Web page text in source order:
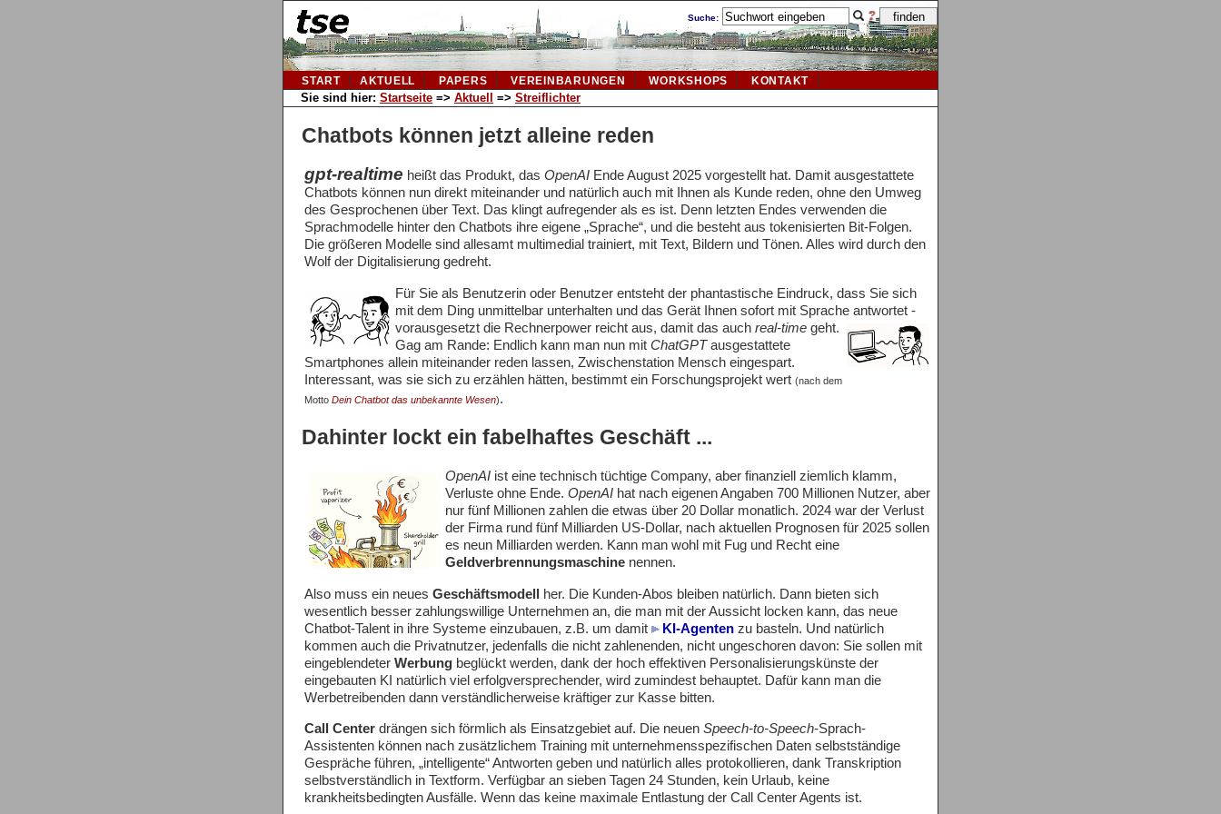
Suche:
START AKTUELL PAPERS VEREINBARUNGEN WORKSHOPS
KONTAKT
Sie sind hier: Startseite => Aktuell => Streiflichter
Chatbots können jetzt alleine reden
gpt-realtime heißt das Produkt, das OpenAI Ende August 2025 vorgestellt hat. Damit ausgestattete
Chatbots können nun direkt miteinander und natürlich auch mit Ihnen als Kunde reden, ohne den Umweg
des Gesprochenen über Text. Das klingt aufregender als es ist. Denn letzten Endes verwenden die
Sprachmodelle hinter den Chatbots ihre eigene „Sprache“, und die besteht aus tokenisierten Bit-Folgen.
Die größeren Modelle sind allesamt multimedial trainiert, mit Text, Bildern und Tönen. Alles wird durch den
Wolf der Digitalisierung gedreht.
Für Sie als Benutzerin oder Benutzer entsteht der phantastische Eindruck, dass Sie sich
mit dem Ding unmittelbar unterhalten und das Gerät Ihnen sofort mit Sprache antwortet -
vorausgesetzt die Rechnerpower reicht aus, damit das auch real-time geht.
Gag am Rande: Endlich kann man nun mit ChatGPTausgestattete
Smartphones allein miteinander reden lassen, Zwischenstation Mensch eingespart.
Interessant, was sie sich zu erzählen hätten, bestimmt ein Forschungsprojekt wert (nach dem
Motto Dein Chatbot das unbekannte Wesen).
Dahinter lockt ein fabelhaftes Geschäft ...
OpenAIist eine technisch tüchtige Company, aber finanziell ziemlich klamm,
Verluste ohne Ende. OpenAIhat nach eigenen Angaben 700 Millionen Nutzer, aber
nur fünf Millionen zahlen die etwas über 20 Dollar monatlich. 2024 war der Verlust
der Firma rund fünf Milliarden US-Dollar, nach aktuellen Prognosen für 2025 sollen
es neun Milliarden werden. Kann man wohl mit Fug und Recht eine
Geldverbrennungsmaschinenennen.
Also muss ein neues Geschäftsmodell her. Die Kunden-Abos bleiben natürlich. Dann bieten sich
wesentlich besser zahlungswillige Unternehmen an, die man mit der Aussicht locken kann, das neue
Chatbot-Talent in ihre Systeme einzubauen, z.B. um damit
KI-Agenten zu basteln. Und natürlich
kommen auch die Privatnutzer, jedenfalls die nicht zahlenenden, nicht ungeschoren davon: Sie sollen mit
eingeblendeter Werbung beglückt werden, dank der hoch effektiven Personalisierungskünste der
eingebauten KI natürlich viel erfolgversprechender, wird zumindest behauptet. Dafür kann man die
Werbetreibenden dann verständlicherweise kräftiger zur Kasse bitten.
Call Center drängen sich förmlich als Einsatzgebiet auf. Die neuen Speech-to-Speech-Sprach-
Assistenten können nach zusätzlichem Training mit unternehmensspezifischen Daten selbstständige
Gespräche führen, „intelligente“ Antworten geben und natürlich alles protokollieren, dank Transkription
selbstverständlich in Textform. Verfügbar an sieben Tagen 24 Stunden, kein Urlaub, keine
krankheitsbedingten Ausfälle. Wenn das keine maximale Entlastung der Call Center Agents ist.